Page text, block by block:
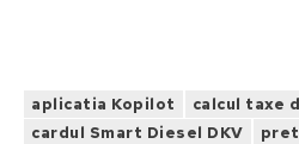
aplicatia Kopilot
calcul taxe
cardul Smart Diesel DKV